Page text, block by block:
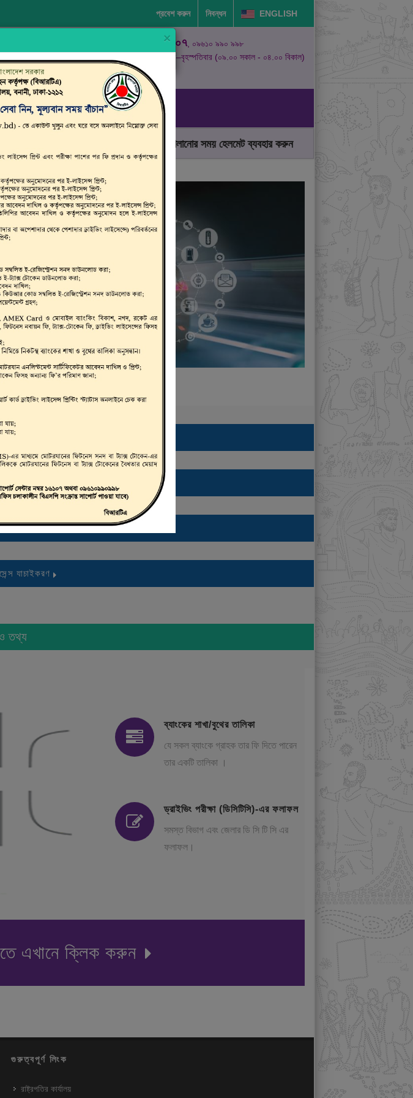
প্রবেশ করুন নিবন্ধন ENGLISH
১৬১০৭ , ০৯৬১০ ৯৯০ ৯৯৮
রবিবার–বৃহস্পতিবার (০৯.০০ সকাল - ০৪.০০ বিকাল)
ইউজার ম্যানুয়াল
মোটরসাইকেল চালানোর সময় হেলমেট ব্যবহার করুন
×
করতে এখানে ক্লিক করুন
এখানে ক্লিক করুন
ই-ফিটনেস ইত্যাদি যাচাইকরণ
যাচাইকরণ
তথ্য
ব্যাংকের শাখা/বুথের তালিকা
যে সকল ব্যাংকে গ্রাহক তার ফি দিতে পারেন
তার একটি তালিকা ।
ড্রাইভিং পরীক্ষা (ডিসিটিসি)-এর ফলাফল
সমস্ত বিভাগ এবং জেলার ডি সি টি সি এর
ফলাফল।
এখানে ক্লিক করুন
গুরুত্বপূর্ণ লিংক
রাষ্ট্রপতির কার্যালয়